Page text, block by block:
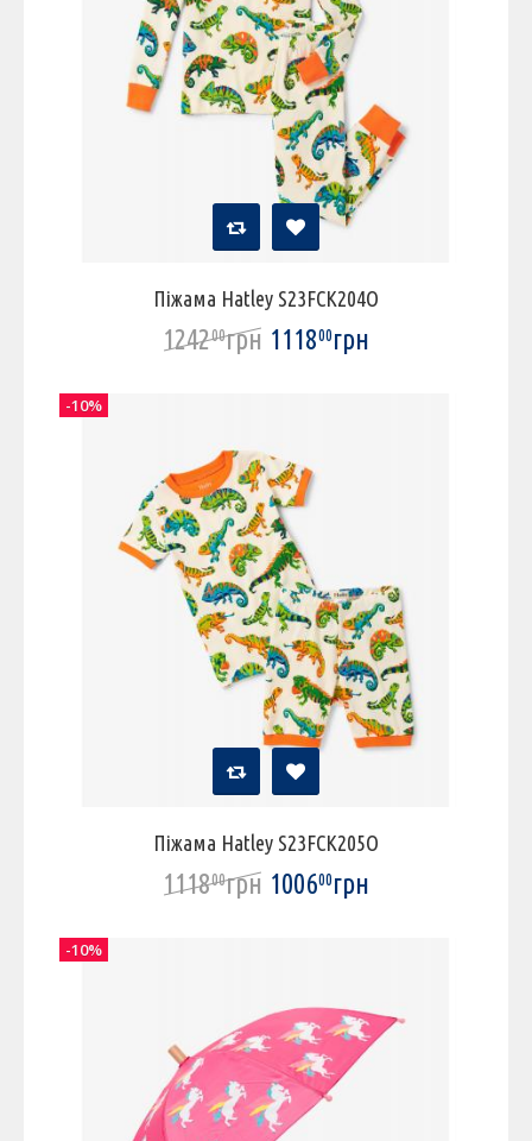
Піжама Hatley S23FCK204O
124200грн 111800грн
Піжама Hatley S23FCK205O
111800грн 100600грн
-10%
-10%